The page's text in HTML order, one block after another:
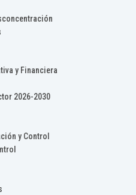
y Financiera
2026-2030
y Control